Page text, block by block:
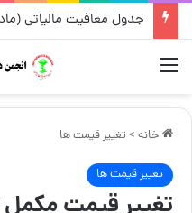
منو
خانه >تغییر قیمت ها
تغییر قیمت ها